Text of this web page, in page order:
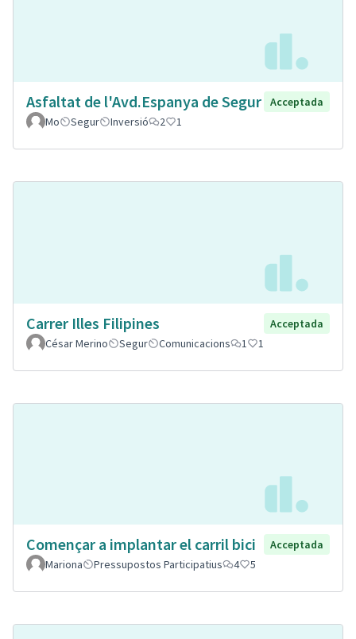
Asfaltat de l'Avd.Espanya de Segur
Acceptada
Mo
Segur Inversió 2 1
Carrer Illes Filipines
Acceptada
César Merino
Segur Comunicacions 1 1
Començar a implantar el carril bici
Acceptada
Mariona
Pressupostos Participatius 4 5